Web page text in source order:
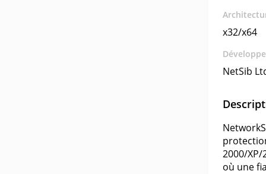
x32/x64
NetSib
2000/
où une